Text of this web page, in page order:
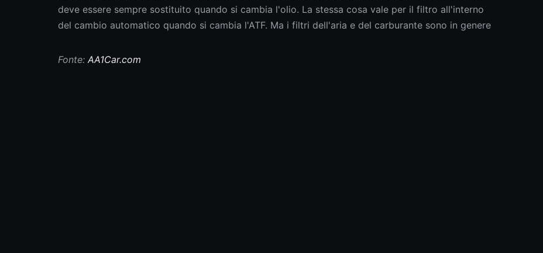
deve essere sempre sostituito quando si cambia l'olio. La stessa cosa vale per il filtro all'interno
del cambio automatico quando si cambia l'ATF. Ma i filtri dell'aria e del carburante sono in genere
Fonte:AA1Car.com